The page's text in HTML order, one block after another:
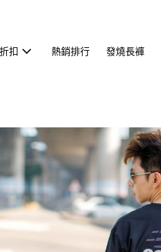
扣 熱銷排行 發燒長褲